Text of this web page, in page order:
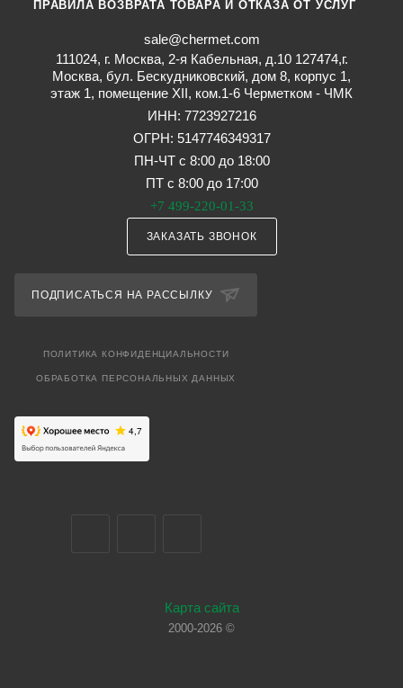
ПРАВИЛА ВОЗВРАТА ТОВАРА И ОТКАЗА ОТ УСЛУГ
sale@chermet.com
111024, г. Москва, 2-я Кабельная, д.10 127474,г.
Москва, бул. Бескудниковский, дом 8, корпус 1,
этаж 1, помещение XII, ком.1-6 Черметком - ЧМК
ИНН: 7723927216
ОГРН: 5147746349317
ПН-ЧТ с 8:00 до 18:00
ПТ с 8:00 до 17:00
+7 499-220-01-33
ЗАКАЗАТЬ ЗВОНОК
ПОДПИСАТЬСЯ НА РАССЫЛКУ
ПОЛИТИКА КОНФИДЕНЦИАЛЬНОСТИ
ОБРАБОТКА ПЕРСОНАЛЬНЫХ ДАННЫХ
Карта сайта
2000-2026 ©